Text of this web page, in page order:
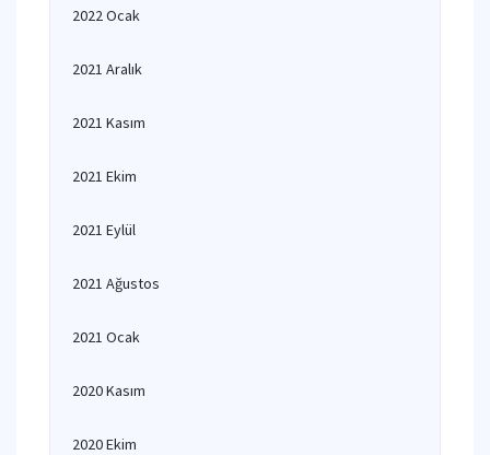
2022 Ocak
2021 Aralık
2021 Kasım
2021 Ekim
2021 Eylül
2021 Ağustos
2021 Ocak
2020 Kasım
2020 Ekim